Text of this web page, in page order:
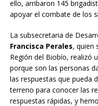
ello, arribaron 145
apoyar el combate de los
La subsecretaria de
Francisca Perales, quien
Región del Biobío, realizó
porque son las personas
las respuestas que pueda
terreno para conocer las
respuestas rápidas, y